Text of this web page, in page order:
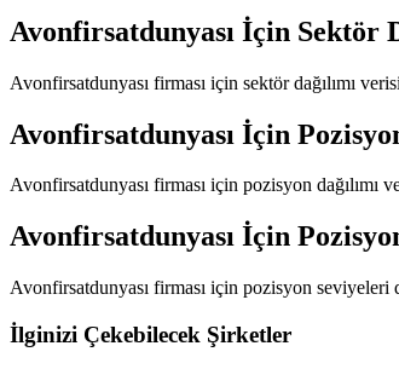
Avonfirsatdunyası İçin Sektör
Avonfirsatdunyası firması için sektör dağılımı
Avonfirsatdunyası İçin
Avonfirsatdunyası firması için pozisyon dağılımı
Avonfirsatdunyası İçin
Avonfirsatdunyası firması için pozisyon seviyeleri
İlginizi Çekebilecek Şirketler